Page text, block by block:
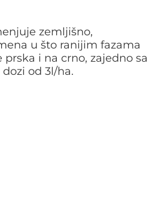
zemljišno,
u što ranijim fazama
prska i na crno, zajedno sa
od 3l/ha.